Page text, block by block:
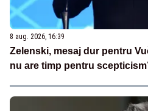
8 aug. 2026, 16:39
Zelenski, mesaj dur pentru
nu are timp pentru